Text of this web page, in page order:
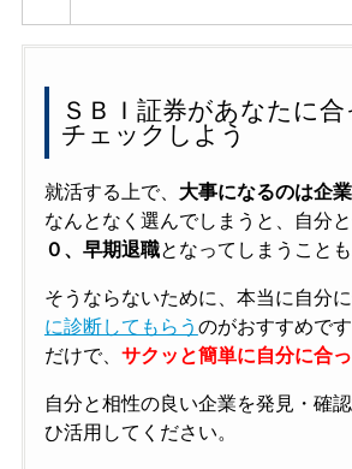
ＳＢＩ証券があなたに
チェックしよう
就活する上で、 大事になるのは企
なんとなく選んでしまうと、自分
０、早期退職となってしまうことも
そうならないために、本当に自分
に診断してもらう のがおすすめで
だけで、 サクッと簡単に自分に合
自分と相性の良い企業を発見・確
ひ活用してください。